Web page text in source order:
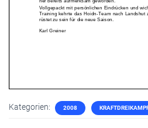
Kategorien: 2008